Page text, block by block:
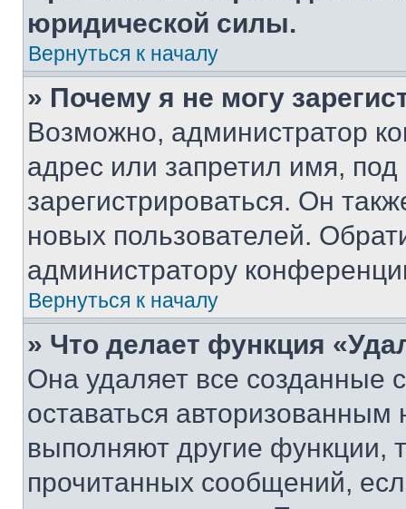
юридической силы.
Вернуться к началу
» Почему я не могу
Возможно, администратор
адрес или запретил имя,
зарегистрироваться. Он
новых пользователей.
администратору
Вернуться к началу
» Что делает функция
Она удаляет все созданные
оставаться
выполняют другие функции,
прочитанных сообщений,